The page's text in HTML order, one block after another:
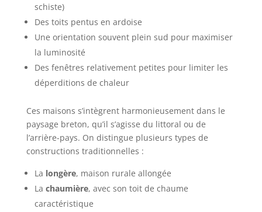
schiste)
Des toits pentus en ardoise
Une orientation souvent plein sud pour maximiser
la luminosité
Des fenêtres relativement petites pour limiter les
déperditions de chaleur
Ces maisons s’intègrent harmonieusement dans le
paysage breton, qu’il s’agisse du littoral ou de
l’arrière-pays. On distingue plusieurs types de
constructions traditionnelles :
La longère, maison rurale allongée
La chaumière, avec son toit de chaume
caractéristique